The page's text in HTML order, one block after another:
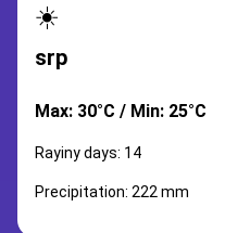
☀️
srp
Max: 30°C / Min: 25°C
Rayiny days: 14
Precipitation: 222 mm